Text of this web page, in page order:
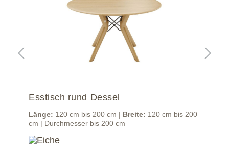
Esstisch rund Dessel
Länge: 120 cm bis 200 cm | Breite: 120 cm bis 200
cm | Durchmesser bis 200 cm